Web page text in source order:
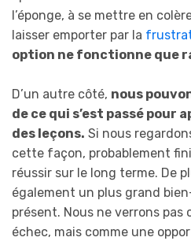
l’éponge, à se mettre en
laisser emporter par la
option ne fonctionne que
D’un autre côté, nous
de ce qui s’est passé pour
des leçons. Si nous
cette façon, probablement
réussir sur le long terme. De
également un plus grand
présent. Nous ne verrons pas
échec, mais comme une